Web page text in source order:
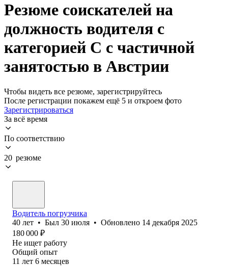
Резюме соискателей на
должность водителя с
категорией C с частичной
занятостью в Австрии
Чтобы видеть все резюме, зарегистрируйтесь
После регистрации покажем ещё 5 и откроем фото
Зарегистрироваться
За всё время
По соответствию
20 резюме
Водитель погрузчика
40 лет • Был 30 июля • Обновлено 14 декабря 2025
180 000 ₽
Не ищет работу
Общий опыт
11 лет 6 месяцев